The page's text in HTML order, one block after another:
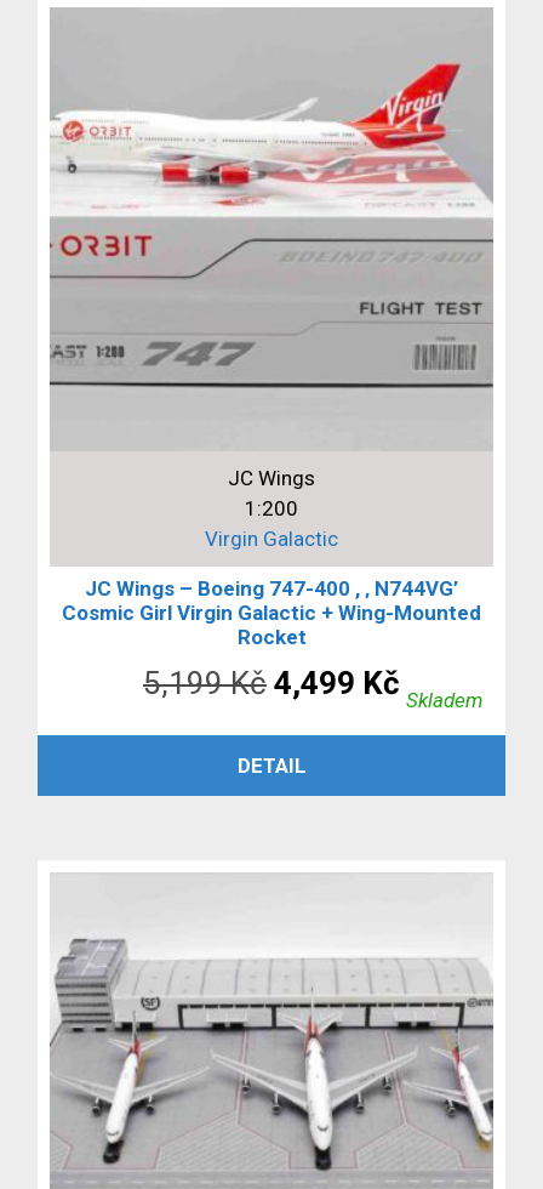
JC Wings
1:200
Virgin Galactic
JC Wings – Boeing 747-400 , ‚ N744VG’
Cosmic Girl Virgin Galactic + Wing-Mounted
Rocket
5,199Kč Původní
cena
byla:
4,499 Kč
cena
Skladem
PŘIDAT DO KOŠÍKU
DETAIL